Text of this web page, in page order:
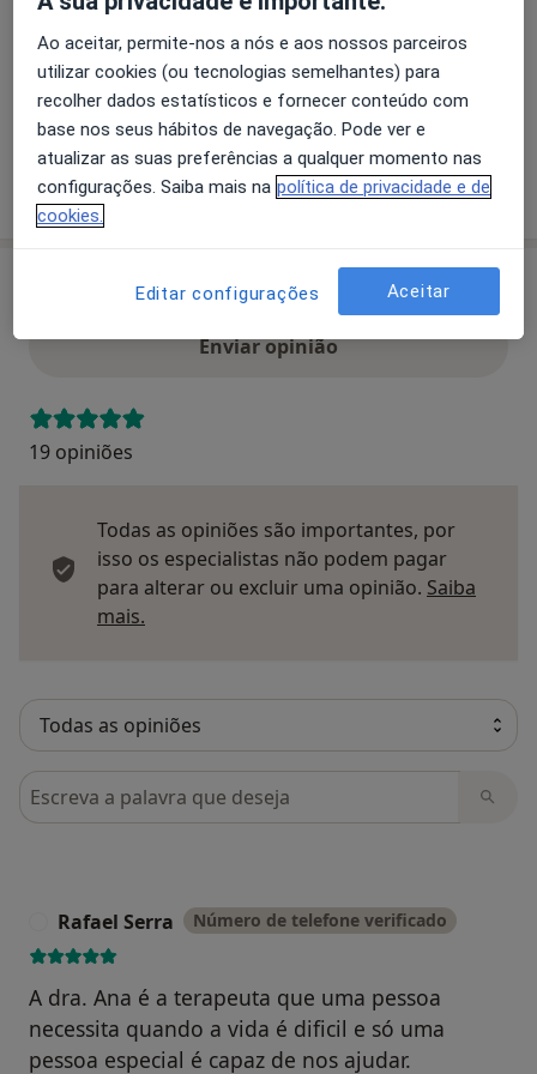
revelado em consulta deve ser mantido em
confidencialidade, com algumas excepções
relacionadas com a existência de um risco e/ou perigo
de vida imediato para o próprio e/ou outros.
Se sente que precisa de apoio psicológico não hesite
em contactar-me.
Disponibilidade
Este especialista não disponibiliza reservas online
nesta morada
O que posso fazer agora?
Mostrar mais detalhes
sobre o endereço
Enviar opinião
19 opiniões
Todas as opiniões são importantes, por
isso os especialistas não podem pagar
para alterar ou excluir uma opinião. Saiba
mais.
Pesquisar em opiniões
Rafael Serra Número de telefone verificado
A dra. Ana é a terapeuta que uma pessoa
necessita quando a vida é dificil e só uma
pessoa especial é capaz de nos ajudar.
Ao aceitar, permite-nos a nós e aos nossos parceiros
utilizar cookies (ou tecnologias semelhantes) para
recolher dados estatísticos e fornecer conteúdo com
base nos seus hábitos de navegação. Pode ver e
atualizar as suas preferências a qualquer momento nas
configurações. Saiba mais na política de privacidade e de
cookies.
Editar configurações Aceitar